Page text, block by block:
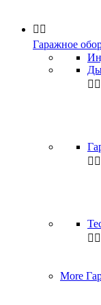
 
Гаражное
 
 
 
More